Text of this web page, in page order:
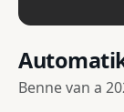
Benne van a